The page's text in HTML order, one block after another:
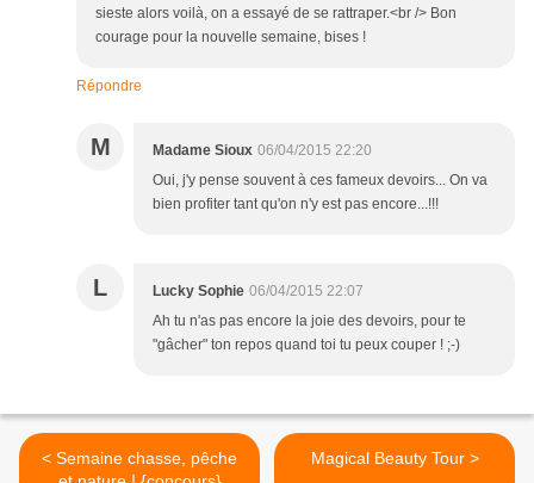
sieste alors voilà, on a essayé de se rattraper.<br /> Bon
courage pour la nouvelle semaine, bises !
Répondre
M Madame Sioux 06/04/2015 22:20
Oui, j'y pense souvent à ces fameux devoirs... On va
bien profiter tant qu'on n'y est pas encore...!!!
L Lucky Sophie 06/04/2015 22:07
Ah tu n'as pas encore la joie des devoirs, pour te
"gâcher" ton repos quand toi tu peux couper ! ;-)
< Semaine chasse, pêche
Magical Beauty Tour >